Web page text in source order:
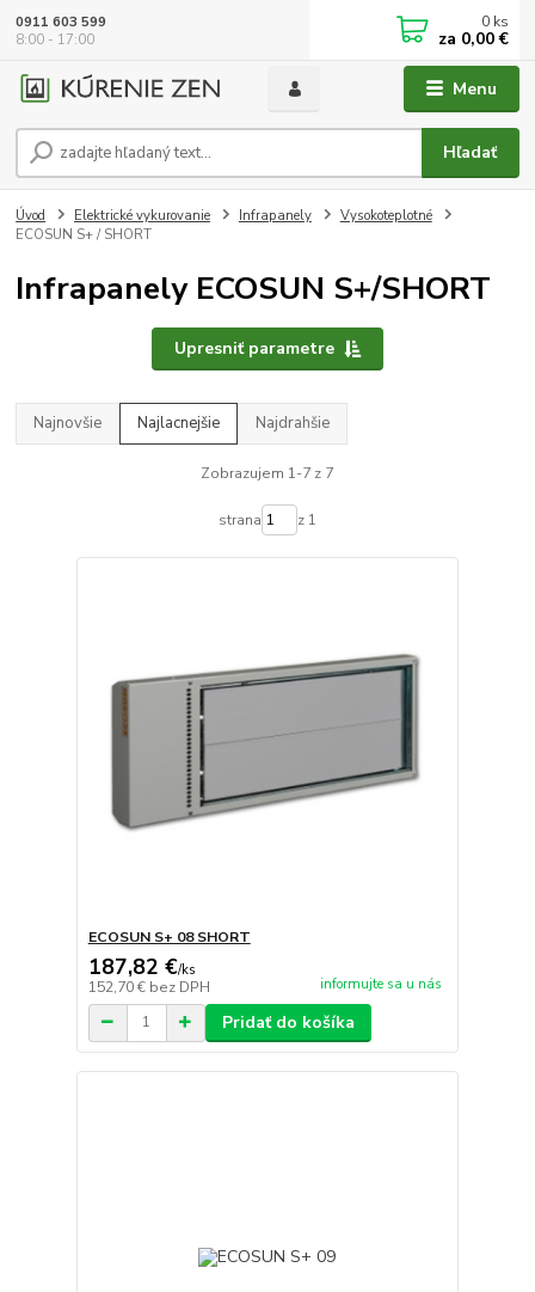
Menu
Hľadať
0911 603 599
8:00 - 17:00
0 ks
za 0,00 €
Úvod Elektrické vykurovanie Infrapanely
Vysokoteplotné
ECOSUN S+ / SHORT
Infrapanely ECOSUN S+/SHORT
Upresniť parametre
Najnovšie Najlacnejšie Najdrahšie
Zobrazujem 1-7 z 7
strana z 1
ECOSUN S+ 08 SHORT
187,82 €/ks
152,70 € bez DPH informujte sa u nás
Pridať do košíka